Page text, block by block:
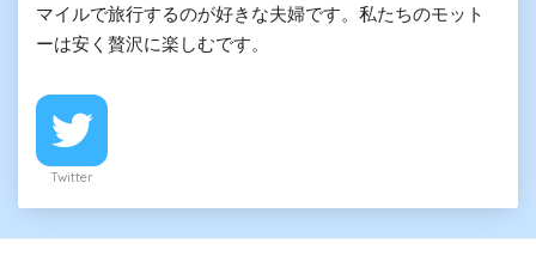
マイルで旅行するのが好きな夫婦です。私たちのモット
ーは安く贅沢に楽しむです。
Twitter